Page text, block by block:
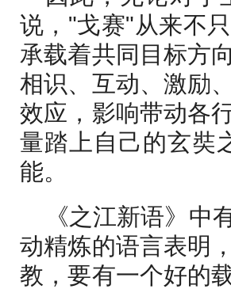
说，"戈赛"从来不
承载着共同目标方
相识、互动、激励
效应，影响带动各
量踏上自己的玄奘
能。
《之江新语》中
动精炼的语言表明
教，要有一个好的